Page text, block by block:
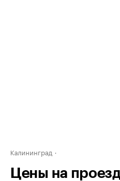
Калининград
Цены на